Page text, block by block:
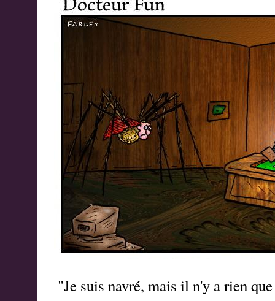
"Je suis navré, mais il n'y a rien